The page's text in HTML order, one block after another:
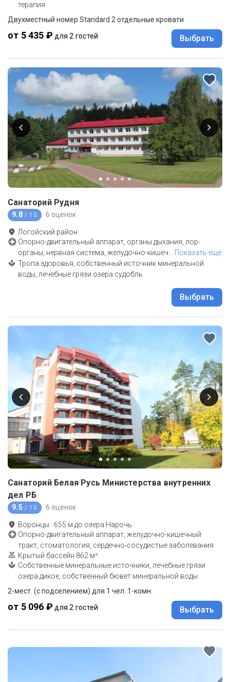
терапия
Двухместный номер Standard 2 отдельные кровати
от 5 435 ₽ для 2 гостей Выбрать
Санаторий Рудня
9.8 / 10 6 оценок
Логойский район
Опорно-двигательный аппарат, органы дыхания, лор-
органы, нервная система, желудочно-кишеч
Показать еще
Тропа здоровья, собственный источник минеральной
воды, лечебные грязи озера судобль
Выбрать
Санаторий Белая Русь Министерства внутренних
дел РБ
9.5 / 10 6 оценок
Воронцы · 655 м до озера Нарочь
Опорно-двигательный аппарат, желудочно-кишечный
тракт, стоматология, сердечно-сосудистые заболевания
Крытый бассейн 862 м²
Собственные минеральные источники, лечебные грязи
озера дикое, собственный бювет минеральной воды
2-мест. (с подселением) для 1 чел. 1-комн.
от 5 096 ₽ для 2 гостей Выбрать